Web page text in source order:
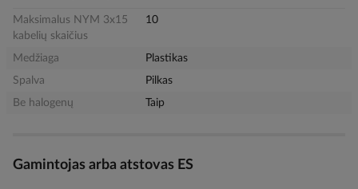
Maksimalus NYM 3x15
kabelių skaičius
10
Medžiaga
Plastikas
Spalva
Pilkas
Be halogenų
Taip
Gamintojas arba atstovas ES